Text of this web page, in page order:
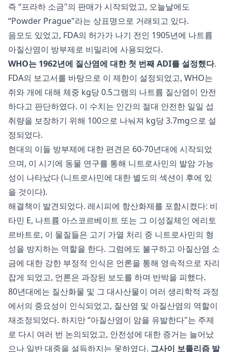
즉 “프라하 소금"의 판매가 시작되었고, 오늘날에도
“Powder Prague"라는 상표명으로 거래되고 있다.
음모도 있었고, FDA의 허가가 나기 전인 1905년에 나트륨
아질산염이 방부제로 비밀리에 사용되었다.
WHO는 1962년에 질산염에 대한 첫 번째 ADI를 설정했다.
FDA의 보고서를 바탕으로 이 제한이 설정되었고, WHO는
쥐와 개에 대해 체중 kg당 0.5그램의 나트륨 질산염이 안전
하다고 판단하였다. 이 수치는 인간의 절대 안전한 일일 섭
취량을 보장하기 위해 100으로 나눠져 kg당 3.7mg으로 설
정되었다.
현대의 이들 방부제에 대한 편견은 60-70년대에 시작되었
으며, 이 시기에 동물 연구를 통해 니트로사민의 발암 가능
성이 나타났다 (니트로사민에 대한 별도의 섹션이 후에 있
을 것이다).
해결책이 발견되었다. 레시피에 항산화제를 포함시켰다: 비
타민 E, 나트륨 아스코르베이트 또는 그 이성질체인 에리토
르바트로, 이 물질들은 고기 가열 처리 중 니트로사민의 형
성을 방지하는 역할을 한다. 그럼에도 불구하고 아질산염 소
금에 대한 강한 부정적 인식은 언론을 통해 영속적으로 자리
잡게 되었고, 언론은 과장된 보도를 하며 반박을 피했다.
80년대에는 질산화물 및 그 대사산물이 여러 생리학적 과정
에서의 중요성이 인식되었고, 질산염 및 아질산염의 역할이
재조정되었다. 하지만 “아질산염이 암을 유발한다"는 주제
로 다시 여러 번 논의되었고, 안전성에 대한 증거는 늘어났
으나 일반 대중을 설득하지는 못하였다. 그사이 보툴리즘 발